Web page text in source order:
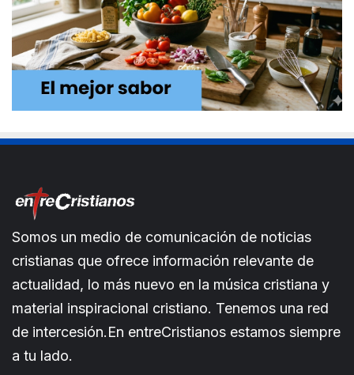
Somos un medio de comunicación de noticias
cristianas que ofrece información relevante de
actualidad, lo más nuevo en la música cristiana y
material inspiracional cristiano. Tenemos una red
de intercesión.En entreCristianos estamos siempre
a tu lado.